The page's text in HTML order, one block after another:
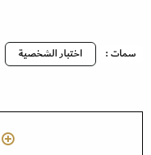
سمات : اختبار الشخصية